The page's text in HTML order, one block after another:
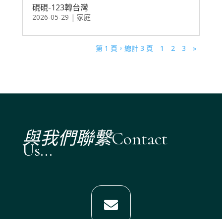
硯硯-123轉台灣
2026-05-29 | 家庭
第 1 頁，總計 3 頁 1 2 3 »
與我們聯繫Contact
Us...
